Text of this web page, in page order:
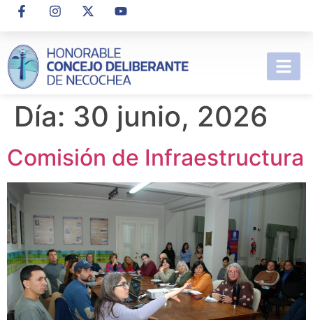
Día: 30 junio, 2026
Comisión de Infraestructura